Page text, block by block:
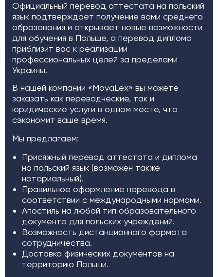
Официальный перевод аттестата на польский
язык подтверждает получение вами среднего
образования и открывает новые возможности
для обучения в Польше, а перевод диплома
приблизит вас к реализации
профессиональных целей за пределами
Украины.
В нашей компании «MovaLex» вы можете
заказать как переводческие, так и
юридические услуги в одном месте, что
сэкономит ваше время.
Мы предлагаем:
Присяжный перевод аттестата и диплома
на польский язык (возможен также
нотариальный).
Правильное оформление перевода в
соответствии с международными нормами.
Апостиль на любой тип образовательного
документа для польских учреждений.
Возможность дистанционного формата
сотрудничества.
Доставка физических документов на
территорию Польши.